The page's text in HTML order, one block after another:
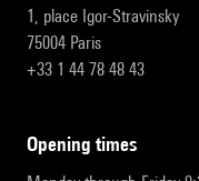
1, place Igor-Stravinsky
75004 Paris
+33 1 44 78 48 43
opening times